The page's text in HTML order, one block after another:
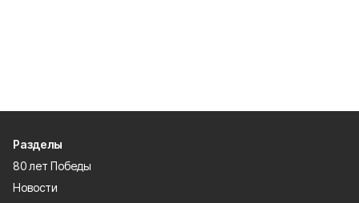
Разделы
80 лет Победы
Новости